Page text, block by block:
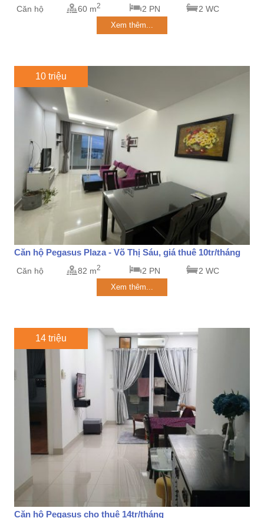
Căn hộ 60 m2 2 PN 2 WC
Xem thêm...
10 triệu
Căn hộ Pegasus Plaza - Võ Thị Sáu, giá thuê 10tr/tháng
Căn hộ 82 m2 2 PN 2 WC
Xem thêm...
14 triệu
Căn hộ Pegasus cho thuê 14tr/tháng